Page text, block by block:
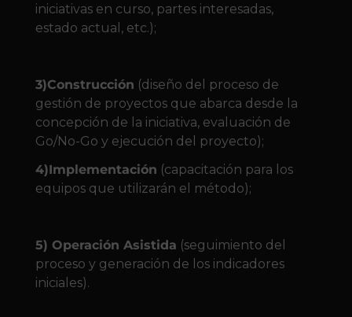
iniciativas en curso, partes interesadas,
estado actual, etc.);
3)Construcción (diseño del proceso de
gestión de proyectos que abarca desde la
concepción de la iniciativa, evaluación de
Go/No-Go y ejecución del proyecto);
4)Implementación (capacitación para los
equipos que utilizarán el método);
5) Operación Asistida (seguimiento del
proceso y generación de los indicadores
iniciales).